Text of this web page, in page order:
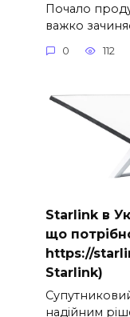
Почало
важко
0 112
Starlink в
що
https://
Starlink)
надійним